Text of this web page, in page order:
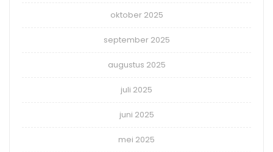
oktober 2025
september 2025
augustus 2025
juli 2025
juni 2025
mei 2025